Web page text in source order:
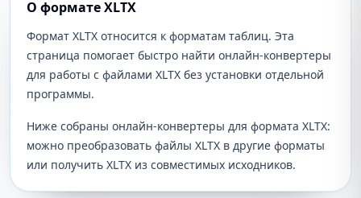
О формате XLTX
Формат XLTX относится к форматам таблиц. Эта
страница помогает быстро найти онлайн-конвертеры
для работы с файлами XLTX без установки отдельной
программы.
Ниже собраны онлайн-конвертеры для формата XLTX:
можно преобразовать файлы XLTX в другие форматы
или получить XLTX из совместимых исходников.